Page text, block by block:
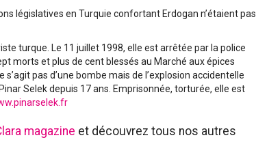
législatives en Turquie confortant Erdogan n’étaient pas
turque. Le 11 juillet 1998, elle est arrêtée par la police
morts et plus de cent blessés au Marché aux épices
pas d’une bombe mais de l’explosion accidentelle
Selek depuis 17 ans. Emprisonnée, torturée, elle est
magazine et découvrez tous nos autres